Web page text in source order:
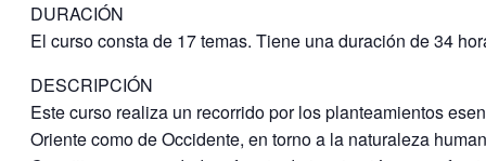
DURACIÓN
El curso consta de 17 temas. Tiene una duración de 34
DESCRIPCIÓN
Este curso realiza un recorrido por los planteamientos
Oriente como de Occidente, en torno a la naturaleza